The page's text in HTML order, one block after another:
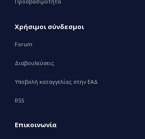
Χρήσιμοι σύνδεσμοι
Forum
Διαβουλεύσεις
Υποβολή καταγγελίας στην ΕΑΔ
RSS
Επικοινωνία